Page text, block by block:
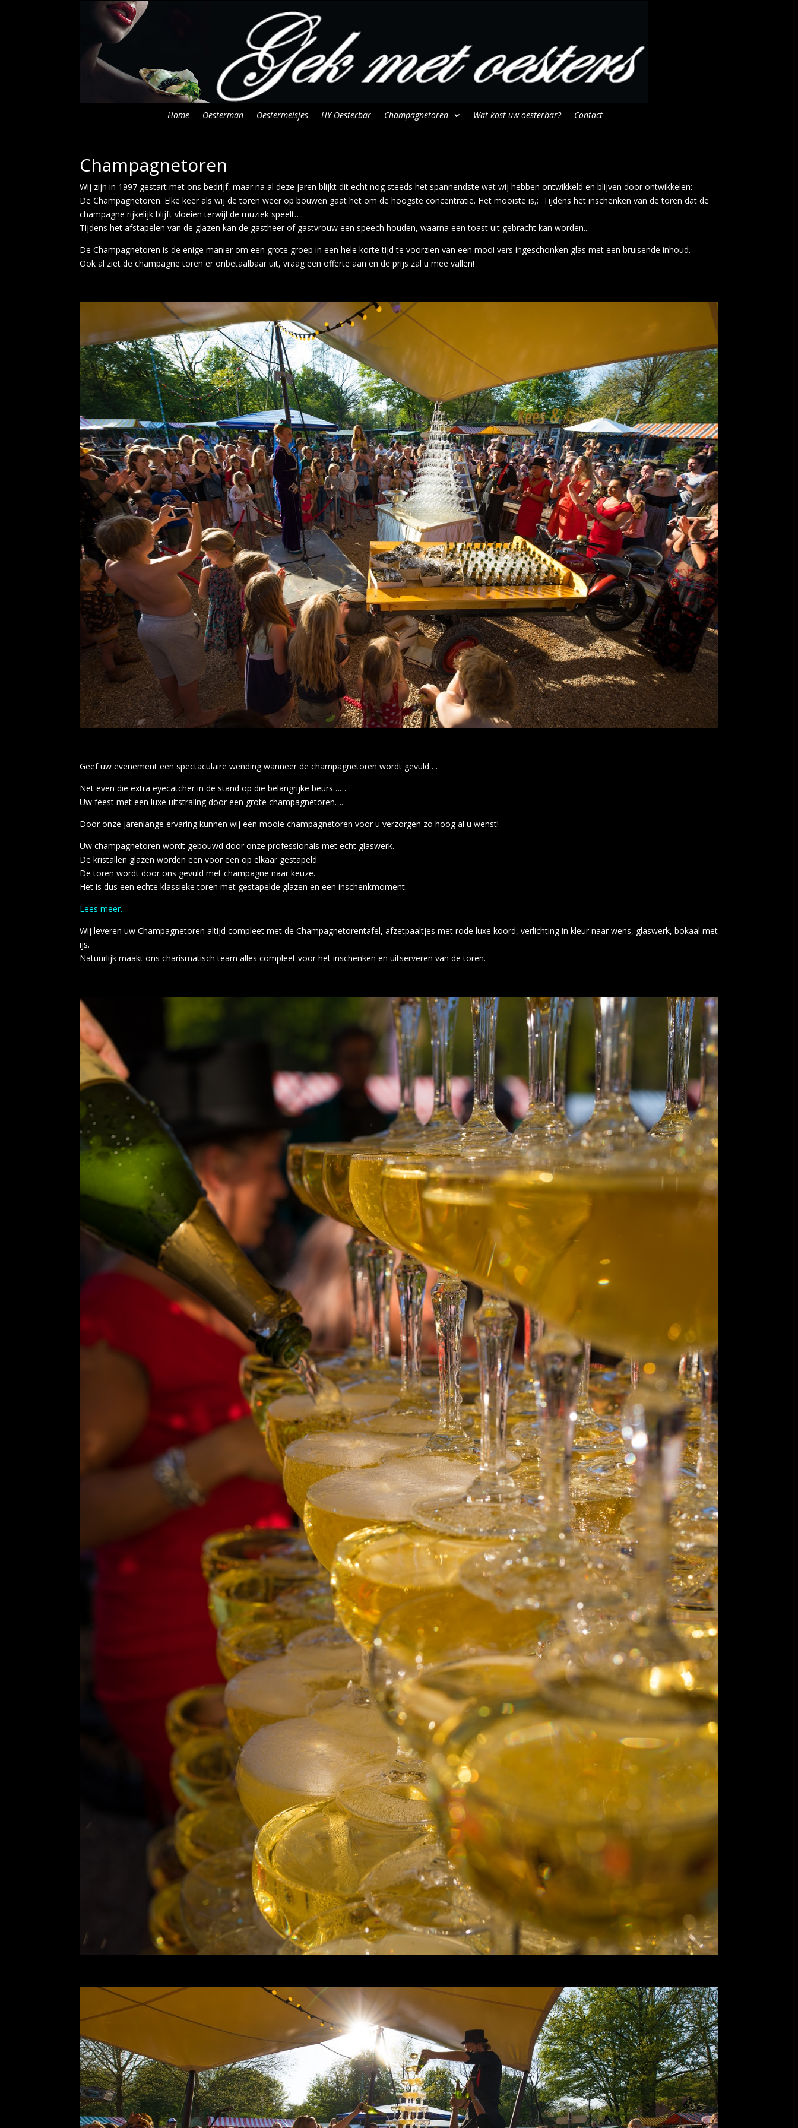
Home Oesterman Oestermeisjes HY Oesterbar Champagnetoren Wat kost uw oesterbar? Contact
Champagnetoren
Wij zijn in 1997 gestart met ons bedrijf, maar na al deze jaren blijkt dit echt nog steeds het spannendste wat wij hebben ontwikkeld en blijven door ontwikkelen:
De Champagnetoren. Elke keer als wij de toren weer op bouwen gaat het om de hoogste concentratie. Het mooiste is,: Tijdens het inschenken van de toren dat de
champagne rijkelijk blijft vloeien terwijl de muziek speelt….
Tijdens het afstapelen van de glazen kan de gastheer of gastvrouw een speech houden, waarna een toast uit gebracht kan worden..
De Champagnetoren is de enige manier om een grote groep in een hele korte tijd te voorzien van een mooi vers ingeschonken glas met een bruisende inhoud.
Ook al ziet de champagne toren er onbetaalbaar uit, vraag een offerte aan en de prijs zal u mee vallen!
Geef uw evenement een spectaculaire wending wanneer de champagnetoren wordt gevuld….
Net even die extra eyecatcher in de stand op die belangrijke beurs……
Uw feest met een luxe uitstraling door een grote champagnetoren….
Door onze jarenlange ervaring kunnen wij een mooie champagnetoren voor u verzorgen zo hoog al u wenst!
Uw champagnetoren wordt gebouwd door onze professionals met echt glaswerk.
De kristallen glazen worden een voor een op elkaar gestapeld.
De toren wordt door ons gevuld met champagne naar keuze.
Het is dus een echte klassieke toren met gestapelde glazen en een inschenkmoment.
Lees meer…
Wij leveren uw Champagnetoren altijd compleet met de Champagnetorentafel, afzetpaaltjes met rode luxe koord, verlichting in kleur naar wens, glaswerk, bokaal met
ijs.
Natuurlijk maakt ons charismatisch team alles compleet voor het inschenken en uitserveren van de toren.